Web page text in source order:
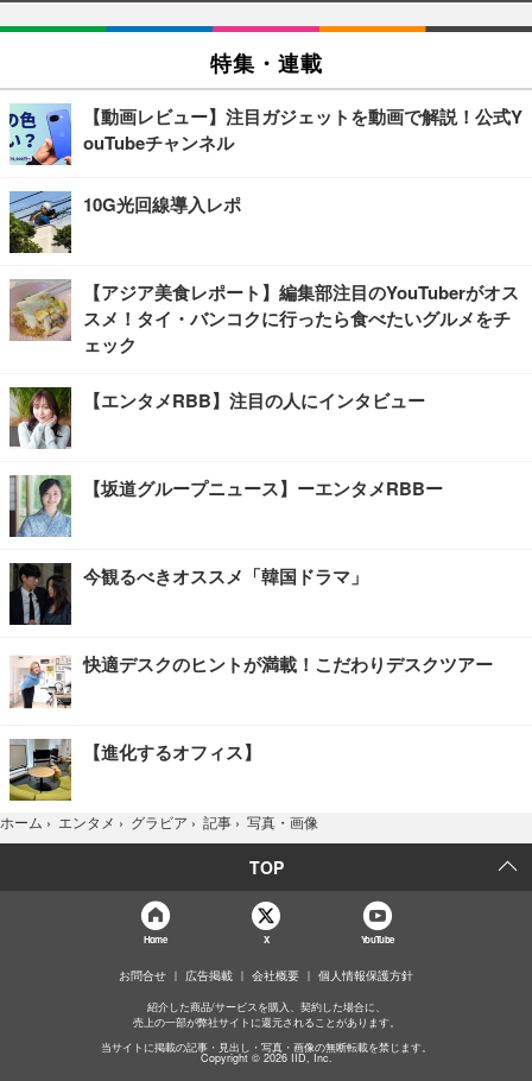
特集・連載
【動画レビュー】注目ガジェットを動画で解説！公式Y
ouTubeチャンネル
10G光回線導入レポ
【アジア美食レポート】編集部注目のYouTuberがオス
スメ！タイ・バンコクに行ったら食べたいグルメをチ
ェック
【エンタメRBB】注目の人にインタビュー
【坂道グループニュース】ーエンタメRBBー
今観るべきオススメ「韓国ドラマ」
快適デスクのヒントが満載！こだわりデスクツアー
【進化するオフィス】
ホーム › エンタメ › グラビア › 記事 › 写真・画像
TOP
Home X YouTube
お問合せ 広告掲載 会社概要 個人情報保護方針
紹介した商品/サービスを購入、契約した場合に、
売上の一部が弊社サイトに還元されることがあります。
当サイトに掲載の記事・見出し・写真・画像の無断転載を禁じます。
Copyright © 2026 IID, Inc.